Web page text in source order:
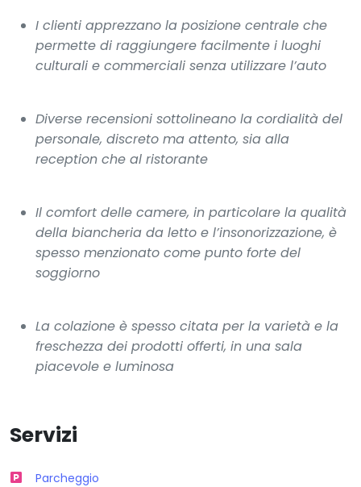
I clienti apprezzano la posizione centrale che
permette di raggiungere facilmente i luoghi
culturali e commerciali senza utilizzare l’auto
Diverse recensioni sottolineano la cordialità del
personale, discreto ma attento, sia alla
reception che al ristorante
Il comfort delle camere, in particolare la qualità
della biancheria da letto e l’insonorizzazione, è
spesso menzionato come punto forte del
soggiorno
La colazione è spesso citata per la varietà e la
freschezza dei prodotti offerti, in una sala
piacevole e luminosa
Servizi
Parcheggio